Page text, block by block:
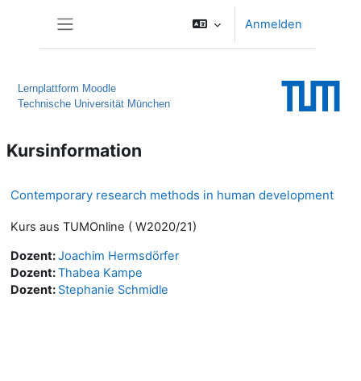
Anmelden
Lernplattform Moodle
Technische Universität München
Kursinformation
Contemporary research methods in human development
Kurs aus TUMOnline ( W2020/21)
Dozent:Joachim Hermsdörfer
Dozent:Thabea Kampe
Dozent: Stephanie Schmidle